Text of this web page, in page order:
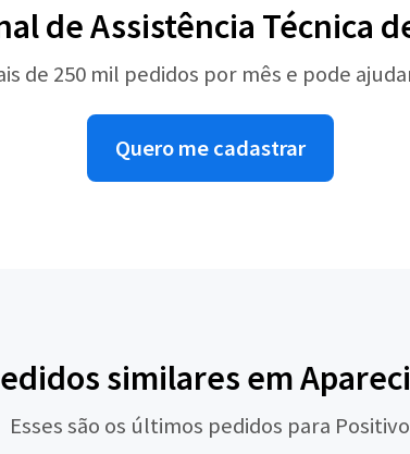
de Assistência Técnica
de 250 mil pedidos por mês e pode
Quero me cadastrar
similares em
Esses são os últimos pedidos para Positivo